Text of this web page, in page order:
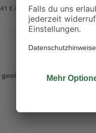
€ / Pack